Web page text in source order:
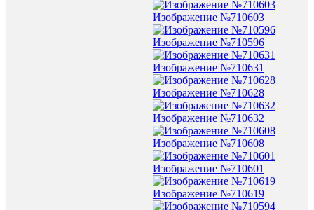
Изображение №710603
Изображение №710596
Изображение №710631
Изображение №710628
Изображение №710632
Изображение №710608
Изображение №710601
Изображение №710619